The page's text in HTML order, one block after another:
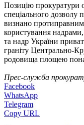
Позицію прокуратури
спеціального дозволу
визнано протиправним
користування
та надр України
граніту Центрально-
родовища площею
Прес-служба
Facebook
WhatsApp
Telegram
Copy URL